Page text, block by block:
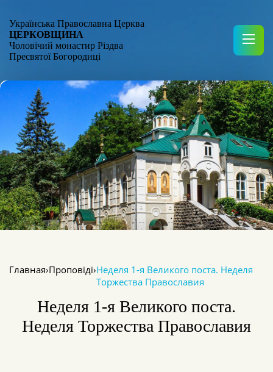
Українська Православна Церква
ЦЕРКОВЩИНА
Чоловічий монастир Різдва
Пресвятої Богородиці
Главная›Проповіді›Неделя 1-я Великого поста. Неделя
Торжества Православия
Неделя 1-я Великого поста.
Неделя Торжества Православия